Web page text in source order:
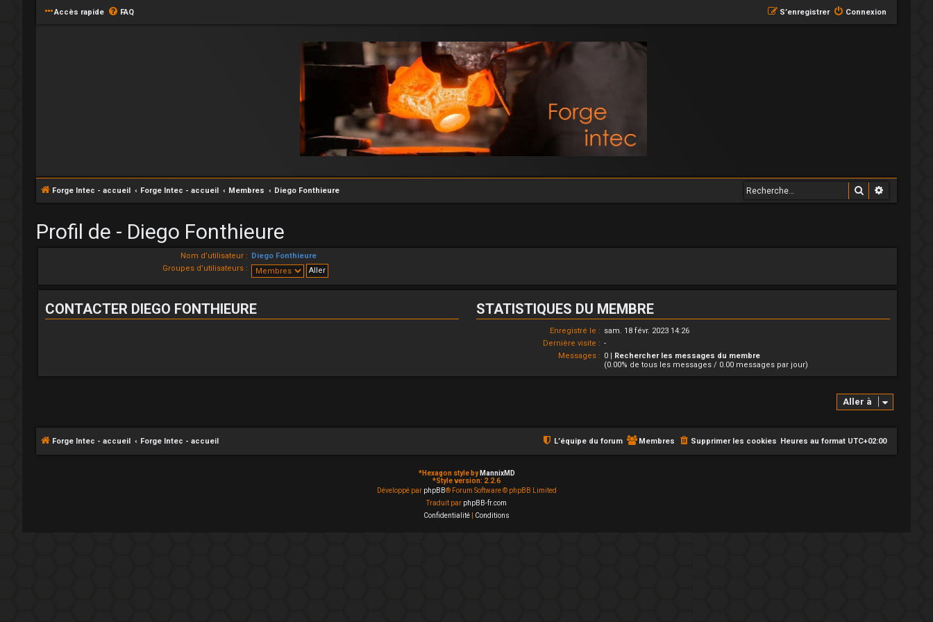
Accès rapide FAQ Connexion
S’enregistrer
Forge Intec - accueil Forge Intec - accueil Membres Diego Fonthieure Rechercher
Profil de - Diego Fonthieure
Nom d’utilisateur : Diego Fonthieure
Groupes d’utilisateurs :
CONTACTER DIEGO FONTHIEURE STATISTIQUES DU MEMBRE
Enregistré le : sam. 18 févr. 2023 14:26
Dernière visite : -
Messages : 0 | Rechercher les messages du membre
(0.00% de tous les messages / 0.00 messages par jour)
Aller à
Forge Intec - accueil Forge Intec - accueil Heures au format UTC+02:00
Supprimer les cookies
Membres
L’équipe du forum
*Hexagon style by MannixMD
*Style version: 2.2.6
Développé par phpBB® Forum Software © phpBB Limited
Traduit par phpBB-fr.com
Confidentialité
Conditions